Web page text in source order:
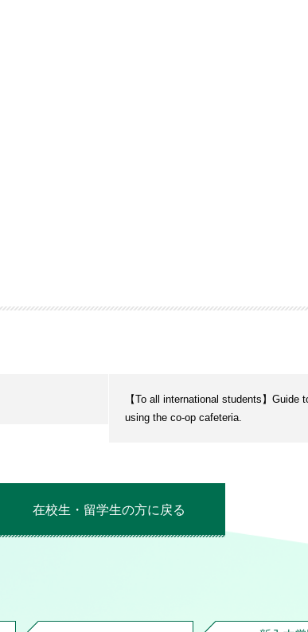
【To all international students】Guide
using the co-op cafeteria.
在校生・留学生の方に戻る